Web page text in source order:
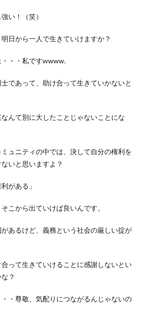
い！（笑）
日から一人で生きていけますか？
・・私ですwwww.
であって、助け合って生きていかないと
んて別に大したことじゃないことにな
ュニティの中では、決して自分の権利を
いと思いますよ？
がある」
こから出ていけば良いんです。
あるけど、義務という社会の厳しい掟が
って生きていけることに感謝しないとい
？
・尊敬、気配りにつながるんじゃないの